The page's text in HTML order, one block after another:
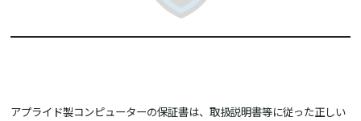
アプライド製コンピューターの保証書は、取扱説明書等に従った正しい